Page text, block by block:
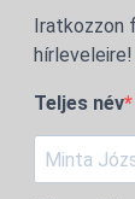
Iratkozzon
hírleveleire!
Teljes név